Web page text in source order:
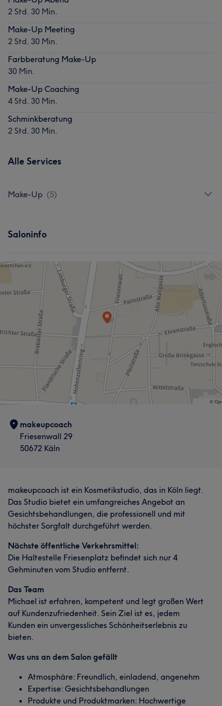
2 Std. 30 Min.
Make-Up Meeting
2 Std. 30 Min.
Farbberatung Make-Up
30 Min.
Make-Up Coaching
4 Std. 30 Min.
Schminkberatung
2 Std. 30 Min.
Alle Services
Make-Up (5)
Saloninfo
makeupcoach
Friesenwall 29
50672 Käln
makeupcoach ist ein Kosmetikstudio, das in Köln liegt.
Das Studio bietet ein umfangreiches Angebot an
Gesichtsbehandlungen, die professionell und mit
höchster Sorgfalt durchgeführt werden.
Nächste öffentliche Verkehrsmittel:
Die Haltestelle Friesenplatz befindet sich nur 4
Gehminuten vom Studio entfernt.
Das Team
Michael ist erfahren, kompetent und legt großen Wert
auf Kundenzufriedenheit. Sein Ziel ist es, jedem
Kunden ein unvergessliches Schönheitserlebnis zu
bieten.
Was uns an dem Salon gefällt
Atmosphäre: Freundlich, einladend, angenehm
Expertise: Gesichtsbehandlungen
Produkte und Produktmarken: Hochwertige